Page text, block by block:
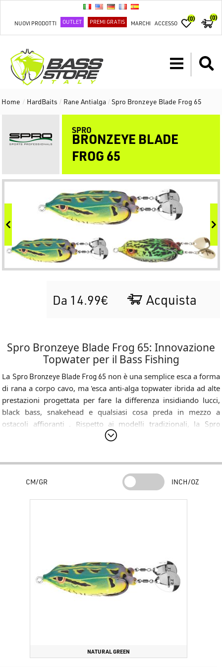
NUOVI PRODOTTI OUTLET PREMI GRATIS MARCHI ACCESSO
(0) (0)
Home / HardBaits / Rane Antialga /Spro Bronzeye Blade Frog 65
SPRO
BRONZEYE BLADE
FROG 65
Da 14.99€ Acquista
Spro Bronzeye Blade Frog 65: Innovazione
Topwater per il Bass Fishing
La Spro Bronzeye Blade Frog 65 non è una semplice esca a forma
di rana a corpo cavo, ma 'esca anti-alga topwater ibrida ad alte
prestazioni progettata per fare la differenza insidiando lucci,
black bass, snakehead e qualsiasi cosa preda in mezzo a
ostacoli affioranti . Rispetto ai modelli tradizionali, la Spro
sostituisce i classici skirt in gomma con
produrre un flash visivo costante e un ronzio sottile che attira i
predatori anche in acque torbide.
Caratteristiche Tecniche e Costruttive
riferimento per robustezza e capacità di penetrazione nel Bass
Fishing pesante. Nonostante le pale, laSpro Bronzeye Blade Frog
mantiene una galleggiabilità eccellente e un assetto anti-alga
Spro Bronzeye Blade Frog 65con un recupero costante per
CM/GR INCH/OZ
NATURAL GREEN